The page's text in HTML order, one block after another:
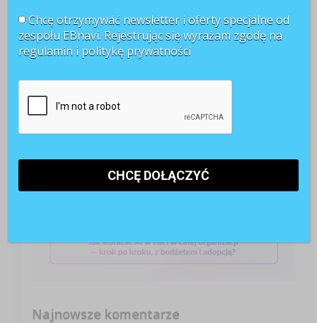
POLECANE RAPORTY
Najnowsze komentarze
Chcę otrzymywać newsletter i oferty specjalne od
zespołu EBnavi. Rejestrując się wyrażam zgodę na
regulamin i politykę prywatności